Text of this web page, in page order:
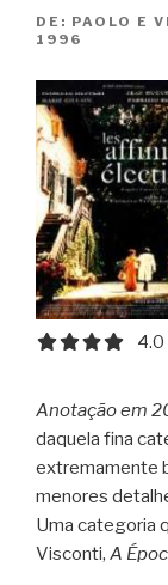
DE: PAOLO E
1996
4.0
4.0
Anotação em
daquela fina
extremamente
menores
Uma categoria
Visconti, A